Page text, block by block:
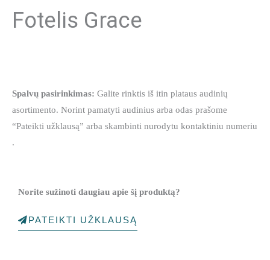
Fotelis Grace
Spalvų pasirinkimas: Galite rinktis iš itin plataus audinių
asortimento. Norint pamatyti audinius arba odas prašome
“Pateikti užklausą” arba skambinti nurodytu kontaktiniu numeriu
.
Norite sužinoti daugiau apie šį produktą?
PATEIKTI UŽKLAUSĄ